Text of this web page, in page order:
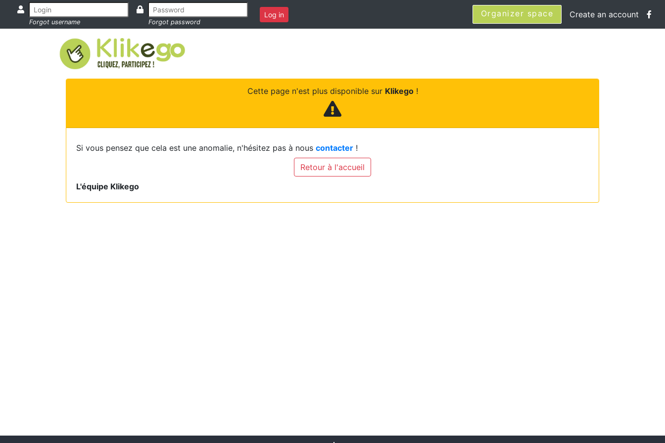
Forgot username Forgot password
Log in Organizer space Create an account
Cette page n'est plus disponible sur Klikego!
Si vous pensez que cela est une anomalie, n'hésitez pas à nous contacter !
Retour à l'accueil
L'équipe Klikego